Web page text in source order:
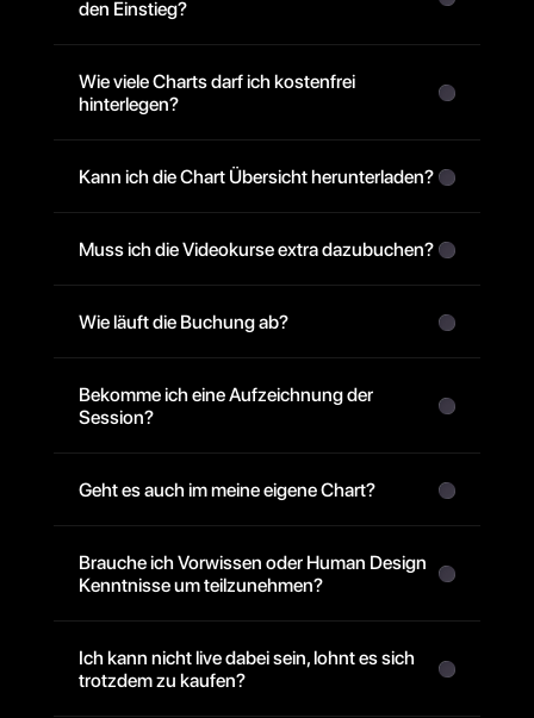
den Einstieg?
Wie viele Charts darf ich kostenfrei
hinterlegen?
Kann ich die Chart Übersicht herunterladen?
Muss ich die Videokurse extra dazubuchen?
Wie läuft die Buchung ab?
Bekomme ich eine Aufzeichnung der
Session?
Geht es auch im meine eigene Chart?
Brauche ich Vorwissen oder Human Design
Kenntnisse um teilzunehmen?
Ich kann nicht live dabei sein, lohnt es sich
trotzdem zu kaufen?